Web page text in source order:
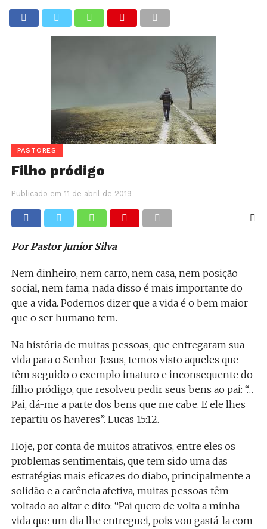
PASTORES
Filho pródigo
Publicado em 11 de abril de 2019
Por Pastor Junior Silva
Nem dinheiro, nem carro, nem casa, nem posição
social, nem fama, nada disso é mais importante do
que a vida. Podemos dizer que a vida é o bem maior
que o ser humano tem.
Na história de muitas pessoas, que entregaram sua
vida para o Senhor Jesus, temos visto aqueles que
têm seguido o exemplo imaturo e inconsequente do
filho pródigo, que resolveu pedir seus bens ao pai: “…
Pai, dá-me a parte dos bens que me cabe. E ele lhes
repartiu os haveres”. Lucas 15:12.
Hoje, por conta de muitos atrativos, entre eles os
problemas sentimentais, que tem sido uma das
estratégias mais eficazes do diabo, principalmente a
solidão e a carência afetiva, muitas pessoas têm
voltado ao altar e dito: “Pai quero de volta a minha
vida que um dia lhe entreguei, pois vou gastá-la com